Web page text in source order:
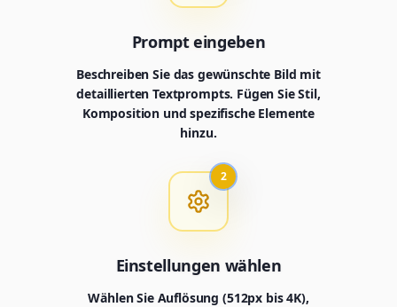
Prompt eingeben
Beschreiben Sie das gewünschte Bild mit
detaillierten Textprompts. Fügen Sie Stil,
Komposition und spezifische Elemente
hinzu.
2
Einstellungen wählen
Wählen Sie Auflösung (512px bis 4K),